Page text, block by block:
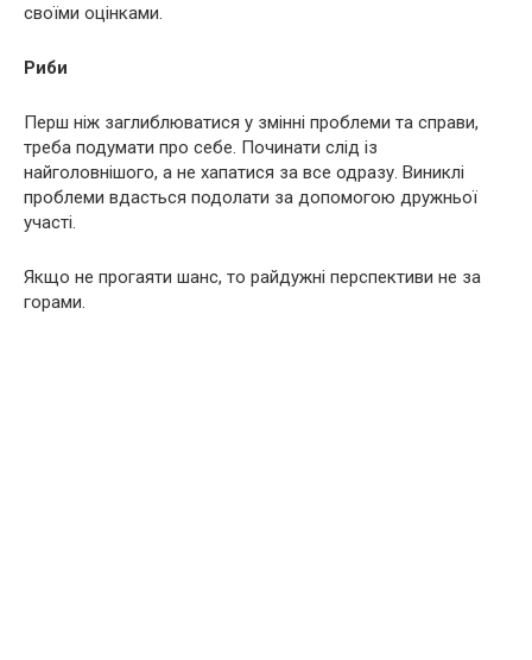
своїми оцінками.
Риби
Перш ніж заглиблюватися у змінні проблеми та справи,
треба подумати про себе. Починати слід із
найголовнішого, а не хапатися за все одразу. Виниклі
проблеми вдасться подолати за допомогою дружньої
участі.
Якщо не прогаяти шанс, то райдужні перспективи не за
горами.